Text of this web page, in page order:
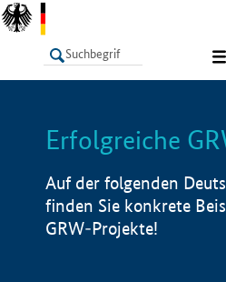
LISTE
Erfolgreiche
Auf der folgenden
finden Sie konkrete
GRW-Projekte!